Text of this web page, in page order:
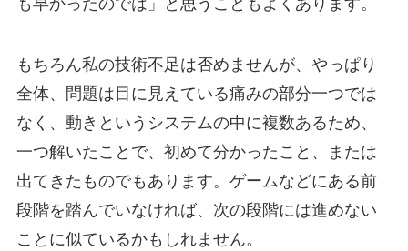
もちろん私の技術不足は否めませんが、やっぱり
全体、問題は目に見えている痛みの部分一つでは
なく、動きというシステムの中に複数あるため、
一つ解いたことで、初めて分かったこと、または
出てきたものでもあります。ゲームなどにある前
段階を踏んでいなければ、次の段階には進めない
ことに似ているかもしれません。